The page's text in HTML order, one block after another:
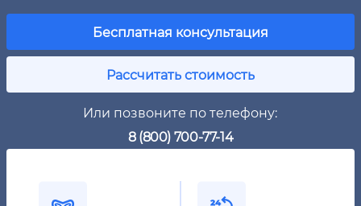
Бесплатная консультация
Рассчитать стоимость
Или позвоните по телефону:
8 (800) 700-77-14